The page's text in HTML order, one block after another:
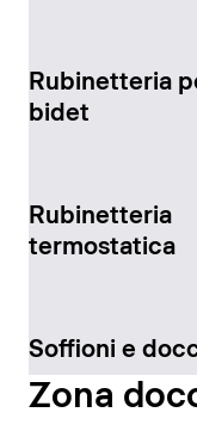
Rubinetteria
bidet
Rubinetteria
termostatica
Soffioni e
Zona